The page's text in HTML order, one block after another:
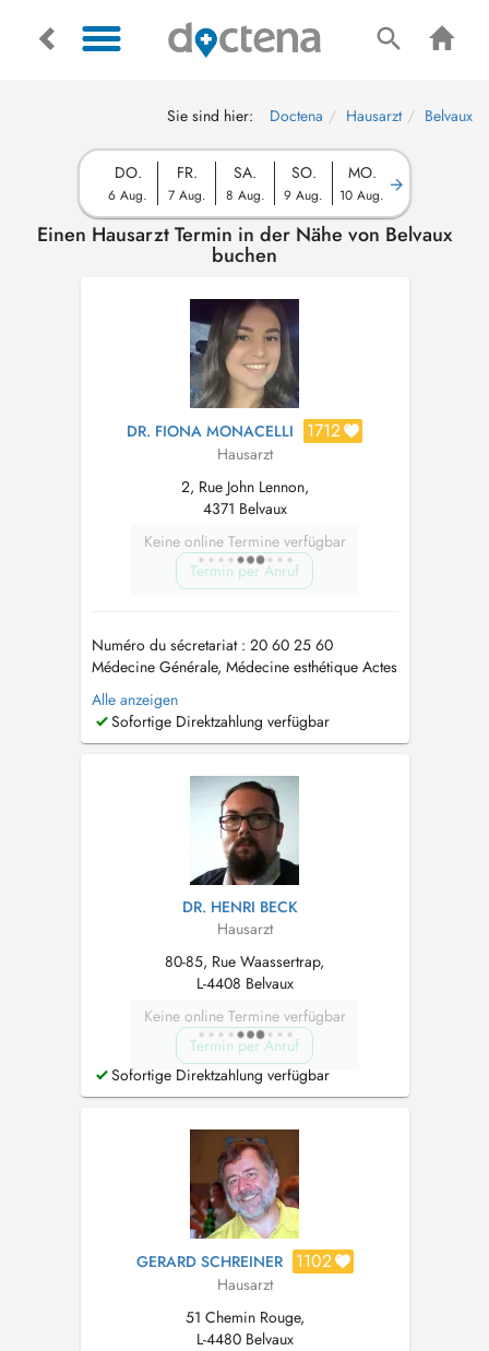
Sie sind hier: Doctena Hausarzt Belvaux
DO.
6 Aug.
FR.
7 Aug.
SA.
8 Aug.
SO.
9 Aug.
MO.
10 Aug.
Einen Hausarzt Termin in der Nähe von Belvaux
buchen
DR. FIONA MONACELLI 1712
Hausarzt
2, Rue John Lennon,
4371 Belvaux
Keine online Termine verfügbar
Termin per Anruf
Numéro du sécretariat : 20 60 25 60
Médecine Générale, Médecine esthétique Actes
de médecine esthétique proposés: - injection
de toxine botulique (« Botox ») - injection
dacide hyaluronique (prochainement) -
Le cabinet se situe au 1er éta...
Alle anzeigen
Sofortige Direktzahlung verfügbar
DR. HENRI BECK
Hausarzt
80-85, Rue Waassertrap,
L-4408 Belvaux
Keine online Termine verfügbar
Termin per Anruf
Sofortige Direktzahlung verfügbar
GERARD SCHREINER 1102
Hausarzt
51 Chemin Rouge,
L-4480 Belvaux